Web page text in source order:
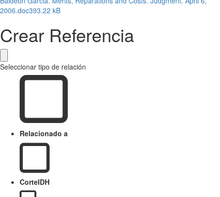
2006.doc393.22 kB
Crear Referencia
Seleccionar tipo de relación
Relacionado a
CorteIDH